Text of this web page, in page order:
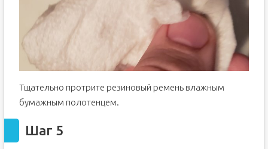
Тщательно протрите резиновый ремень влажным
бумажным полотенцем.
Шаг 5